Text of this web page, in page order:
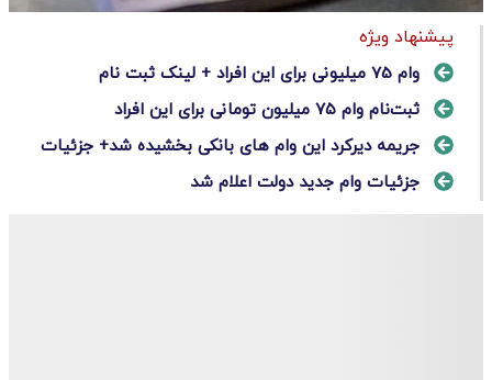
پیشنهاد ویژه
وام 75 میلیونی برای این افراد + لینک ثبت نام
ثبت‌نام وام ۷۵ میلیون تومانی برای این افراد
جریمه دیرکرد این وام های بانکی بخشیده شد+ جزئیات
جزئیات وام جدید دولت اعلام شد